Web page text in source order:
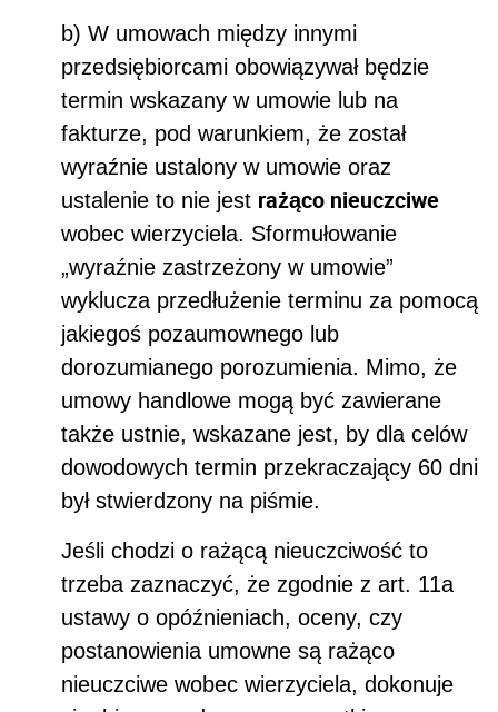
b) W umowach między innymi
przedsiębiorcami obowiązywał będzie
termin wskazany w umowie lub na
fakturze, pod warunkiem, że został
wyraźnie ustalony w umowie oraz
ustalenie to nie jest rażąco nieuczciwe
wobec wierzyciela. Sformułowanie
„wyraźnie zastrzeżony w umowie”
wyklucza przedłużenie terminu za pomocą
jakiegoś pozaumownego lub
dorozumianego porozumienia. Mimo, że
umowy handlowe mogą być zawierane
także ustnie, wskazane jest, by dla celów
dowodowych termin przekraczający 60 dni
był stwierdzony na piśmie.
Jeśli chodzi o rażącą nieuczciwość to
trzeba zaznaczyć, że zgodnie z art. 11a
ustawy o opóźnieniach, oceny, czy
postanowienia umowne są rażąco
nieuczciwe wobec wierzyciela, dokonuje